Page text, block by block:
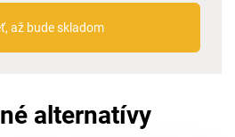
až bude skladom
alternatívy